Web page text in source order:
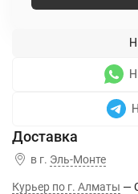
в г. Эль-Монте
Курьер по г. Алматы